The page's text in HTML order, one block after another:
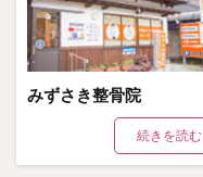
みずさき整骨院
続きを読む